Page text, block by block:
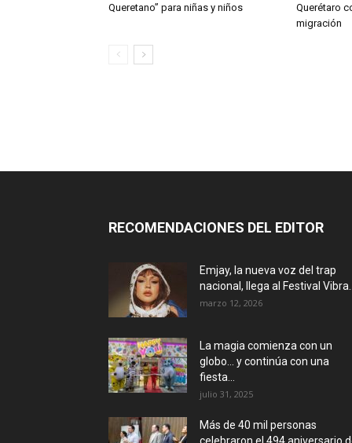
Queretano” para niñas y niños
Querétaro
migración
RECOMENDACIONES DEL EDITOR
Emjay, la nueva voz del trap
nacional, llega al Festival
marzo 12, 2026
La magia comienza con un
globo… y continúa con una
fiesta...
julio 31, 2025
Más de 40 mil personas